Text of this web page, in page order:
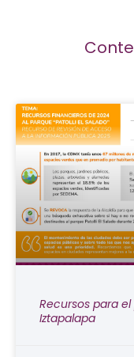
Recursos para el
Iztapalapa